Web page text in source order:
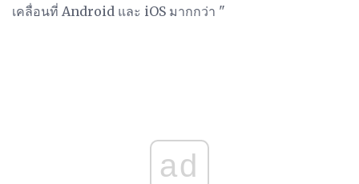
เคลื่อนที่ Android และ iOS มากกว่า "
ad